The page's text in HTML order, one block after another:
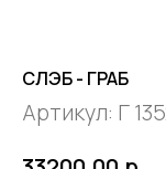
СЛЭБ - ГРАБ
Артикул: Г